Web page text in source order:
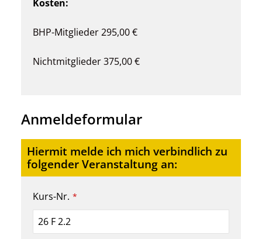
Kosten:
BHP-Mitglieder 295,00 €
Nichtmitglieder 375,00 €
Anmeldeformular
Hiermit melde ich mich verbindlich zu
folgender Veranstaltung an:
Kurs-Nr. *